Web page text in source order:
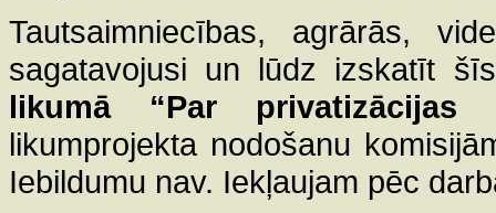
Tautsaimniecības, agrārās,
sagatavojusi un lūdz izskatīt
likumā “Par privatizācijas
likumprojekta nodošanu
Iebildumu nav. Iekļaujam pēc